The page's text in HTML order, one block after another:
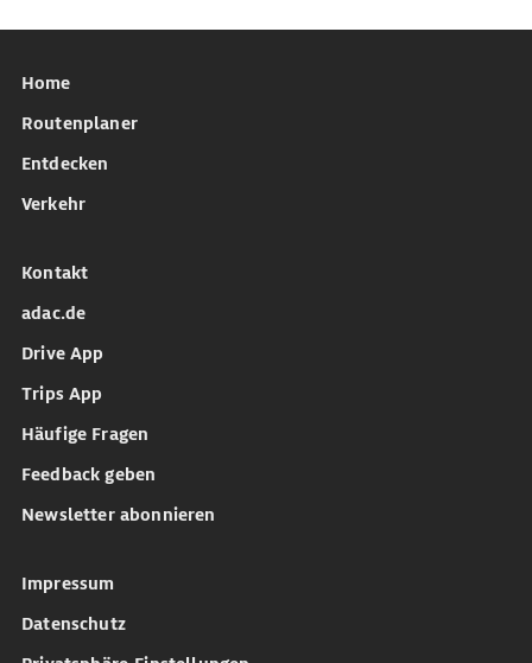
Home
Routenplaner
Entdecken
Verkehr
Kontakt
adac.de
Drive App
Trips App
Häufige Fragen
Feedback geben
Newsletter abonnieren
Impressum
Datenschutz